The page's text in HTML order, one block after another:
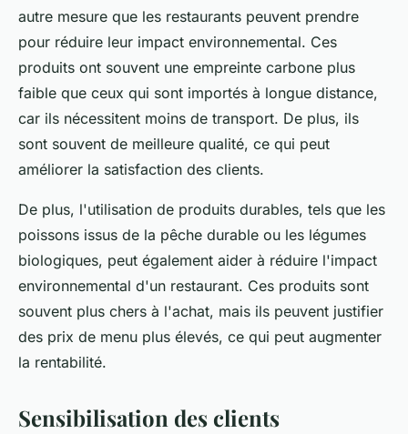
autre mesure que les restaurants peuvent prendre
pour réduire leur impact environnemental. Ces
produits ont souvent une empreinte carbone plus
faible que ceux qui sont importés à longue distance,
car ils nécessitent moins de transport. De plus, ils
sont souvent de meilleure qualité, ce qui peut
améliorer la satisfaction des clients.
De plus, l'utilisation de produits durables, tels que les
poissons issus de la pêche durable ou les légumes
biologiques, peut également aider à réduire l'impact
environnemental d'un restaurant. Ces produits sont
souvent plus chers à l'achat, mais ils peuvent justifier
des prix de menu plus élevés, ce qui peut augmenter
la rentabilité.
Sensibilisation des clients